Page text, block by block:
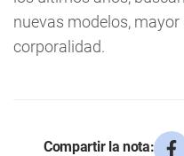
nuevas modelos,
corporalidad.
Compartir la nota: